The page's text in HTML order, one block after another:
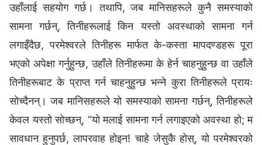
उहाँलाई सहयोग गर्छ। तथापि, जब मानिसहरूले कुनै समस्याको
सामना गर्छन्, तिनीहरूलाई किन यस्तो अवस्थाको सामना गर्न
लगाइँदैछ, परमेश्‍वरले तिनीहरू मार्फत के-कस्ता मापदण्डहरू पूरा
भएको अपेक्षा गर्नुहुन्छ, उहाँले तिनीहरूमा के हेर्न चाहनुहुन्छ वा उहाँले
तिनीहरूबाट के प्राप्त गर्न चाहनुहुन्छ भन्ने कुरा तिनीहरूले प्रायः
सोच्दैनन्। जब मानिसहरूले यो समस्याको सामना गर्छन्, तिनीहरूले
केवल यस्तो सोच्छन्, “यो मलाई सामना गर्न लगाइएको अवस्था हो; म
सावधान हुनुपर्छ, लापरवाह होइन! चाहे जेसुकै होस्, यो परमेश्‍वरको